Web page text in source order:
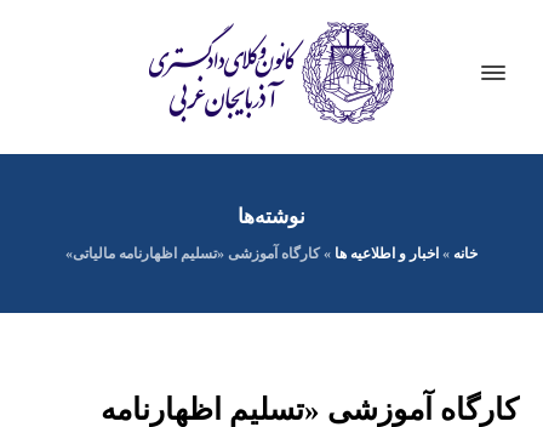
نوشته‌ها
خانه » اخبار و اطلاعیه ها »کارگاه آموزشی «تسلیم اظهارنامه مالیاتی»
کارگاه آموزشی «تسلیم اظهارنامه